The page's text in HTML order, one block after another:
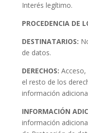
Interés legítimo.
PROCEDENCIA DE
DESTINATARIOS:
de datos.
DERECHOS:
el resto de los
información
INFORMACIÓN
información